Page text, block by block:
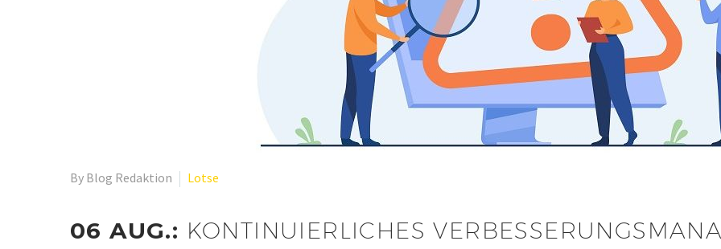
By Blog Redaktion Lotse
06 AUG.: KONTINUIERLICHES